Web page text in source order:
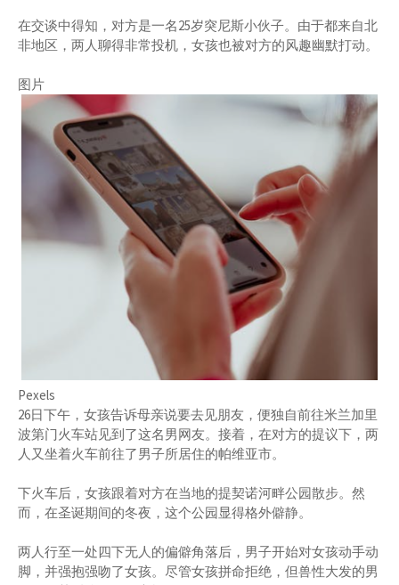
在交谈中得知，对方是一名25岁突尼斯小伙子。由于都来自北
非地区，两人聊得非常投机，女孩也被对方的风趣幽默打动。
图片
Pexels
26日下午，女孩告诉母亲说要去见朋友，便独自前往米兰加里
波第门火车站见到了这名男网友。接着，在对方的提议下，两
人又坐着火车前往了男子所居住的帕维亚市。
下火车后，女孩跟着对方在当地的提契诺河畔公园散步。然
而，在圣诞期间的冬夜，这个公园显得格外僻静。
两人行至一处四下无人的偏僻角落后，男子开始对女孩动手动
脚，并强抱强吻了女孩。尽管女孩拼命拒绝，但兽性大发的男